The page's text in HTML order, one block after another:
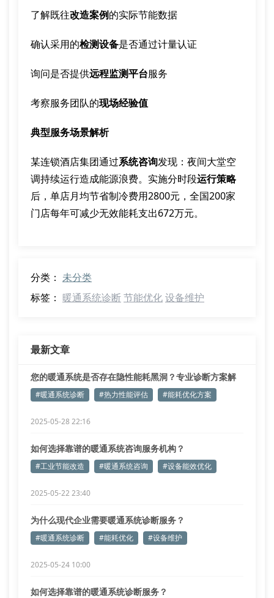
了解既往改造案例的实际节能数据
确认采用的检测设备是否通过计量认证
询问是否提供远程监测平台服务
考察服务团队的现场经验值
典型服务场景解析
某连锁酒店集团通过系统咨询发现：夜间大堂空
调持续运行造成能源浪费。实施分时段运行策略
后，单店月均节省制冷费用2800元，全国200家
门店每年可减少无效能耗支出672万元。
分类： 未分类
标签： 暖通系统诊断节能优化设备维护
最新文章
您的暖通系统是否存在隐性能耗黑洞？专业诊断方案解
析#暖通系统诊断 #热力性能评估 #能耗优化方案
2025-05-28 22:16
如何选择靠谱的暖通系统咨询服务机构？
#工业节能改造 #暖通系统咨询 #设备能效优化
2025-05-22 23:40
为什么现代企业需要暖通系统诊断服务？
#暖通系统诊断 #能耗优化 #设备维护
2025-05-24 10:00
如何选择靠谱的暖通系统诊断服务？